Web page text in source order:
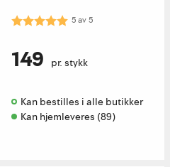
Karakter: 5.0 av 5 mulige
5av5
149 pr. stykk
Kan bestilles i alle butikker
Kan hjemleveres (89)